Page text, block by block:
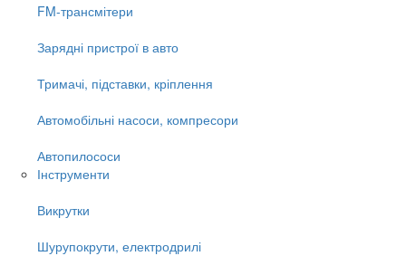
FM-трансмітери
Зарядні пристрої в авто
Тримачі, підставки, кріплення
Автомобільні насоси, компресори
Автопилососи
Інструменти
Викрутки
Шурупокрути, електродрилі